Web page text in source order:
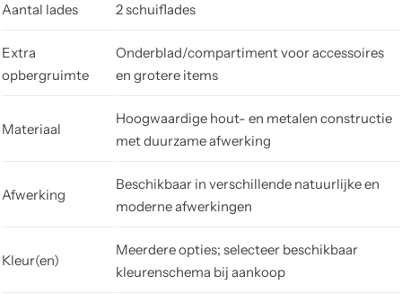
Aantal lades 2 schuiflades
Extra
opbergruimte
Onderblad/compartiment voor accessoires
en grotere items
Materiaal
Hoogwaardige hout- en metalen constructie
met duurzame afwerking
Afwerking
Beschikbaar in verschillende natuurlijke en
moderne afwerkingen
Kleur(en)
Meerdere opties; selecteer beschikbaar
kleurenschema bij aankoop